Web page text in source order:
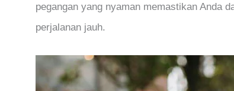
pegangan yang nyaman memastikan Anda
perjalanan jauh.